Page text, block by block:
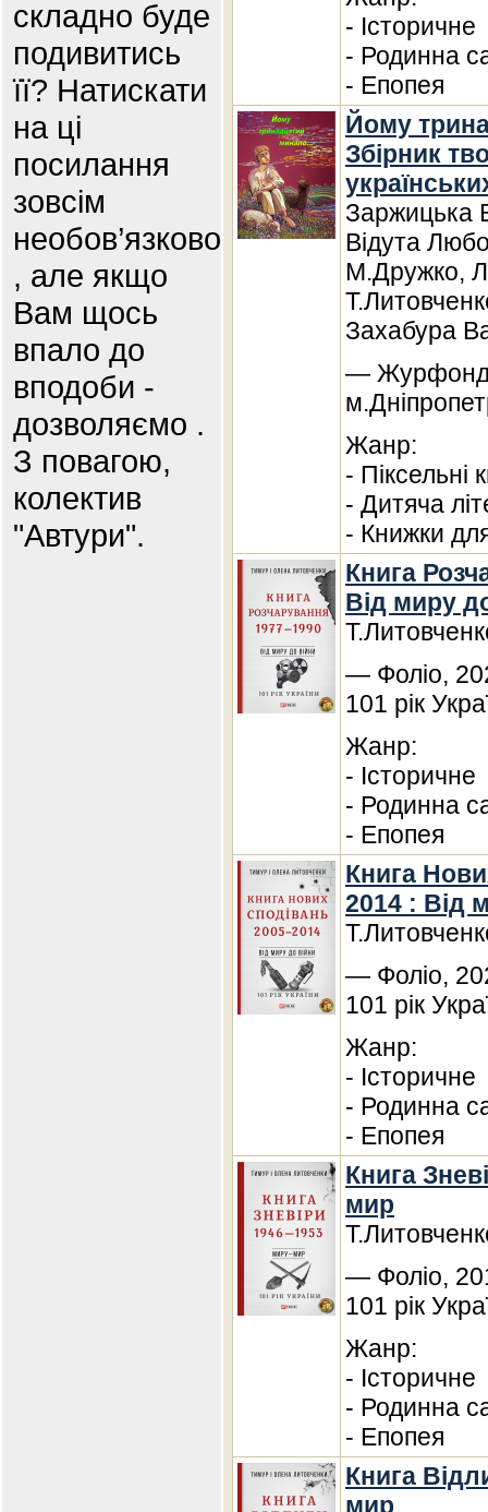
складно буде
подивитись
її? Натискати
на ці
посилання
зовсім
необов’язково
, але якщо
Вам щось
впало до
вподоби -
дозволяємо .
З повагою,
колектив
"Автури".
- Історичне
- Родинна
- Епопея
Йому
Збірник
Заржицька
Відута
М.Дружко,
Захабура
—
Жанр:
- Піксельні
- Дитяча
- Книжки
Книга
Від миру
— Фоліо,
101 рік
Жанр:
- Історичне
- Родинна
- Епопея
Книга
2014 : Від
— Фоліо,
101 рік
Жанр:
- Історичне
- Родинна
- Епопея
Книга
мир
— Фоліо,
101 рік
Жанр:
- Історичне
- Родинна
- Епопея
Книга
мир